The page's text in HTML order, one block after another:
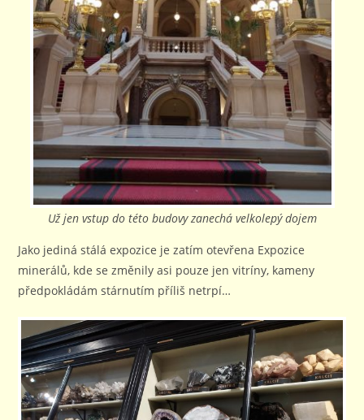
Už jen vstup do této budovy zanechá velkolepý dojem
Jako jediná stálá expozice je zatím otevřena Expozice
minerálů, kde se změnily asi pouze jen vitríny, kameny
předpokládám stárnutím příliš netrpí…